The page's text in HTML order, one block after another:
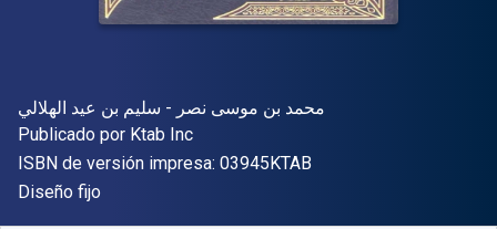
Autor(es)
محمد بن موسى نصر - سليم بن عيد الهلالي
Editor
Publicado por Ktab Inc
ISBN de versión impresa: 03945KTAB"ISBN-13 03945KTAB"
Formato
Diseño fijo